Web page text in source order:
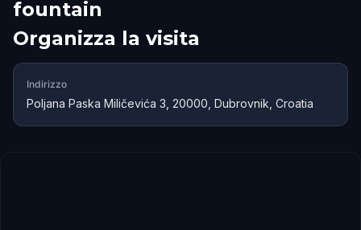
fountain
Organizza la visita
Indirizzo
Poljana Paska Miličevića 3, 20000, Dubrovnik, Croatia